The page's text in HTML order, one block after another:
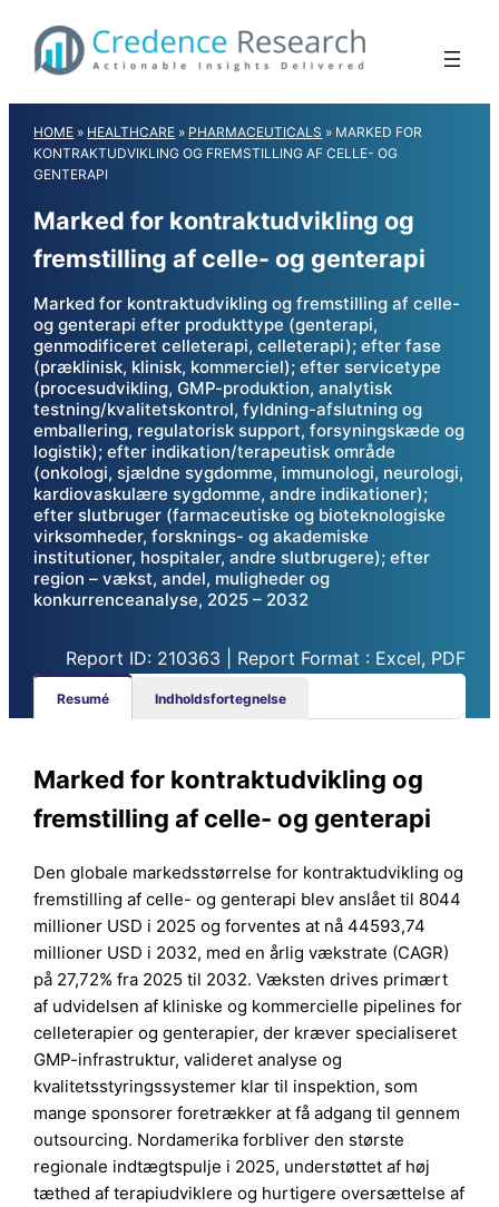
content
HOME » HEALTHCARE » PHARMACEUTICALS » MARKED FOR
KONTRAKTUDVIKLING OG FREMSTILLING AF CELLE- OG
GENTERAPI
Marked for kontraktudvikling og
fremstilling af celle- og genterapi
Marked for kontraktudvikling og fremstilling af celle-
og genterapi efter produkttype (genterapi,
genmodificeret celleterapi, celleterapi); efter fase
(præklinisk, klinisk, kommerciel); efter servicetype
(procesudvikling, GMP-produktion, analytisk
testning/kvalitetskontrol, fyldning-afslutning og
emballering, regulatorisk support, forsyningskæde og
logistik); efter indikation/terapeutisk område
(onkologi, sjældne sygdomme, immunologi, neurologi,
kardiovaskulære sygdomme, andre indikationer);
efter slutbruger (farmaceutiske og bioteknologiske
virksomheder, forsknings- og akademiske
institutioner, hospitaler, andre slutbrugere); efter
region – vækst, andel, muligheder og
konkurrenceanalyse, 2025 – 2032
Report ID: 210363 | Report Format : Excel, PDF
Resumé Indholdsfortegnelse
Marked for kontraktudvikling og
fremstilling af celle- og genterapi
Den globale markedsstørrelse for kontraktudvikling og
fremstilling af celle- og genterapi blev anslået til 8044
millioner USD i 2025 og forventes at nå 44593,74
millioner USD i 2032, med en årlig vækstrate (CAGR)
på 27,72% fra 2025 til 2032. Væksten drives primært
af udvidelsen af kliniske og kommercielle pipelines for
celleterapier og genterapier, der kræver specialiseret
GMP-infrastruktur, valideret analyse og
kvalitetsstyringssystemer klar til inspektion, som
mange sponsorer foretrækker at få adgang til gennem
outsourcing. Nordamerika forbliver den største
regionale indtægtspulje i 2025, understøttet af høj
tæthed af terapiudviklere og hurtigere oversættelse af